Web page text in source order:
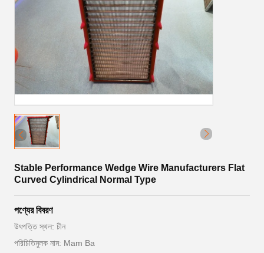
Stable Performance Wedge Wire Manufacturers Flat
Curved Cylindrical Normal Type
পণ্যের বিবরণ
উৎপত্তি স্থল: চীন
পরিচিতিমুলক নাম: Mam Ba